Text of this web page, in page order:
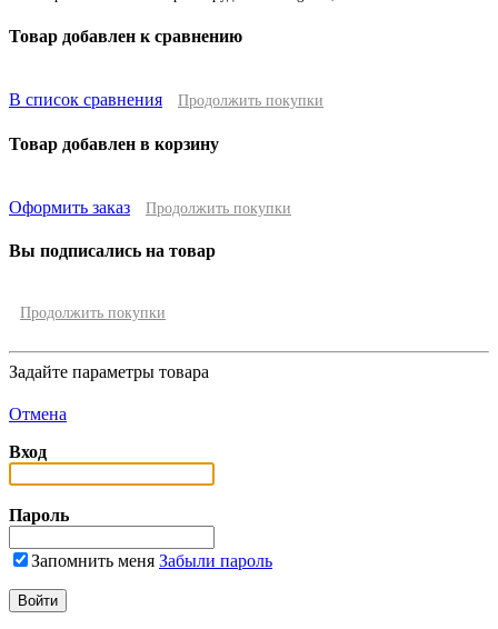
Товар добавлен к сравнению
В список сравнения Продолжить покупки
Товар добавлен в корзину
Оформить заказ Продолжить покупки
Вы подписались на товар
Продолжить покупки
Задайте параметры товара
Отмена
Вход
Пароль
Запомнить меня Забыли пароль